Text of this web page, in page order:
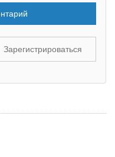
Зарегистрироваться